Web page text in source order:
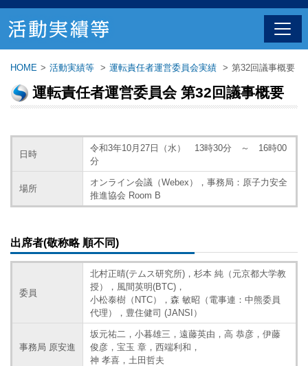
HOME > 活動実績等 > 運転責任者運営委員会実績 > 第32回議事概要
運転責任者運営委員会 第32回議事概要
日時
令和3年10月27日（水） 13時30分 ～ 16時00
分
場所
オンライン会議（Webex），事務局：原子力安全
推進協会 Room B
出席者(敬称略 順不同)
委員
北村正晴(テムス研究所)，杉本 純（元京都大学教
授），風間英明(BTC)，
小松泰樹（NTC），森 敏昭（電事連：中熊委員
代理），豊住健司 (JANSI）
事務局 原安進
坂元祐二，小暮雄三，遠藤英由，高 恭彦，伊藤
俊彦，宝玉 章，西端利和，
神 孝喜，土田哲夫